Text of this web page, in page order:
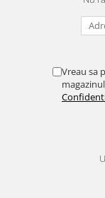
Vreau sa